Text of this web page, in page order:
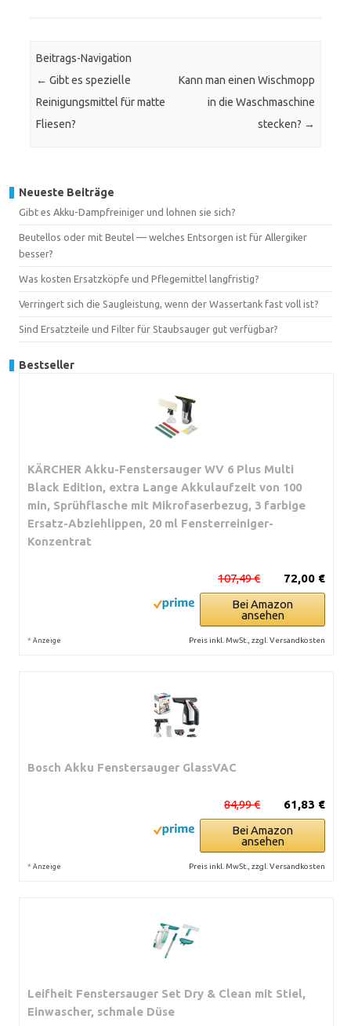
Beitrags-Navigation
← Gibt es spezielle
Reinigungsmittel für matte
Fliesen?
Kann man einen Wischmopp
in die Waschmaschine
stecken? →
Neueste Beiträge
Gibt es Akku-Dampfreiniger und lohnen sie sich?
Beutellos oder mit Beutel — welches Entsorgen ist für Allergiker
besser?
Was kosten Ersatzköpfe und Pflegemittel langfristig?
Verringert sich die Saugleistung, wenn der Wassertank fast voll ist?
Sind Ersatzteile und Filter für Staubsauger gut verfügbar?
Bestseller
KÄRCHER Akku-Fenstersauger WV 6 Plus Multi
Black Edition, extra Lange Akkulaufzeit von 100
min, Sprühflasche mit Mikrofaserbezug, 3 farbige
Ersatz-Abziehlippen, 20 ml Fensterreiniger-
Konzentrat
72,00 €
107,49 €
Bei Amazon
ansehen
* Anzeige Preis inkl. MwSt., zzgl. Versandkosten
Bosch Akku Fenstersauger GlassVAC
61,83 €
84,99 €
Bei Amazon
ansehen
* Anzeige Preis inkl. MwSt., zzgl. Versandkosten
Leifheit Fenstersauger Set Dry & Clean mit Stiel,
Einwascher, schmale Düse